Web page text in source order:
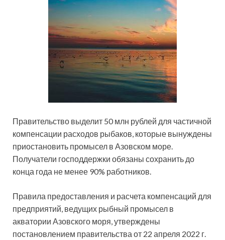
Правительство выделит 50 млн рублей для частичной
компенсации расходов рыбаков, которые вынуждены
приостановить промысел в Азовском море.
Получатели господдержки обязаны сохранить до
конца года не менее 90% работников.
Правила предоставления и расчета компенсаций для
предприятий, ведущих рыбный промысел в
акватории Азовского моря, утверждены
постановлением правительства от 22 апреля 2022 г.